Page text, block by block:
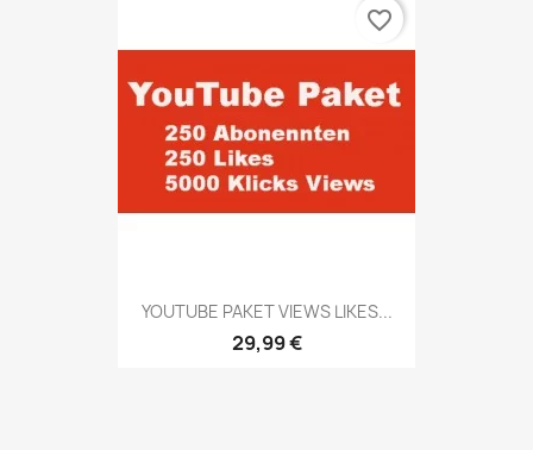
YOUTUBE PAKET VIEWS LIKES...
29,99 €
favorite_border